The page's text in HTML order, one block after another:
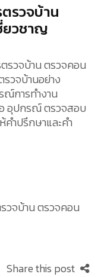
รวจบ้าน
ยวชาญ
ตรวจบ้านตรวจคอน
รวจบ้านอย่าง
ณ์การทำงาน
อ อุปกรณ์ ตรวจสอบ
คำปรึกษาและคำ
วจบ้าน ตรวจคอน
Share this post